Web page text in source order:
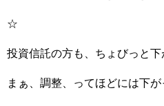
☆
投資信託の方も、ちょびっと下
まぁ、調整、ってほどには下